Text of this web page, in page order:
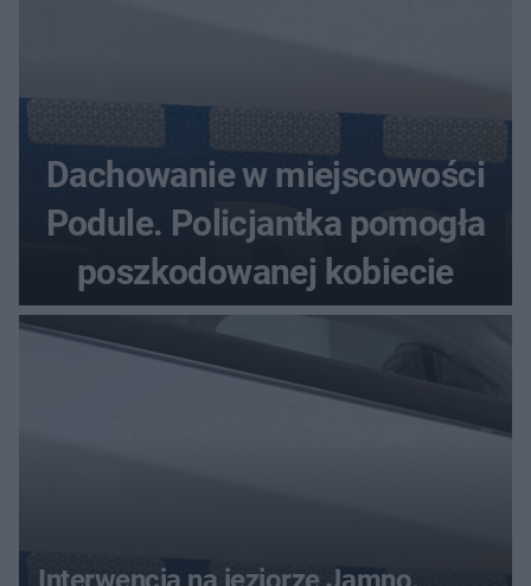
Dachowanie w miejscowości
Podule. Policjantka pomogła
poszkodowanej kobiecie